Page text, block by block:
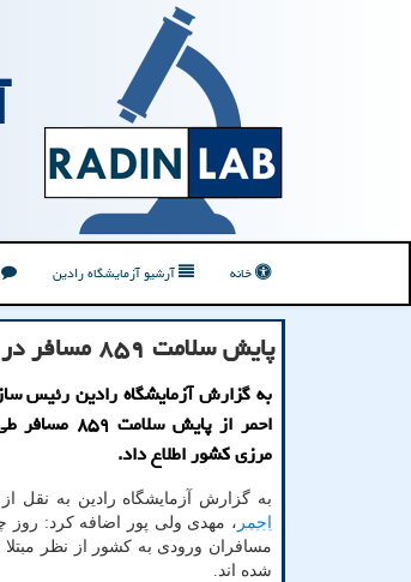
خانه آرشیو آزمایشگاه رادین
پایش سلامت ۸۵۹ مسافر در مبادی مرزی طی ۲۴ ساعت گذشته
به گزارش آزمایشگاه رادین رئیس
مرزی کشور اطلاع داد.
به گزارش آزمایشگاه رادین به نقل
احمر
مسافران ورودی به کشور از نظر
شده اند.